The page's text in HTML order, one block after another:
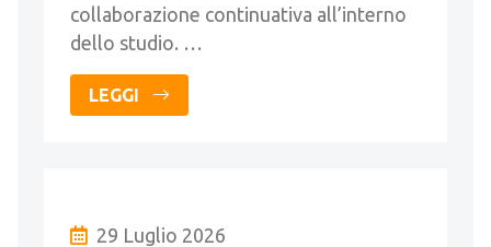
collaborazione continuativa all’interno
dello studio. …
LEGGI
29 Luglio 2026